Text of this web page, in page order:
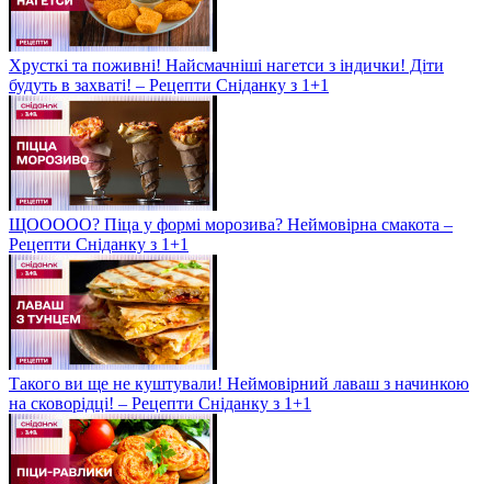
Хрусткі та поживні! Найсмачніші нагетси з індички! Діти
будуть в захваті! – Рецепти Сніданку з 1+1
ЩООООО? Піца у формі морозива? Неймовірна смакота –
Рецепти Сніданку з 1+1
Такого ви ще не куштували! Неймовірний лаваш з начинкою
на сковорідці! – Рецепти Сніданку з 1+1